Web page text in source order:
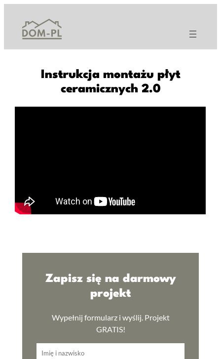
treści
Instrukcja montażu płyt
ceramicznych 2.0
Zapisz się na darmowy
projekt
Wypełnij formularz i wyślij. Projekt
GRATIS!